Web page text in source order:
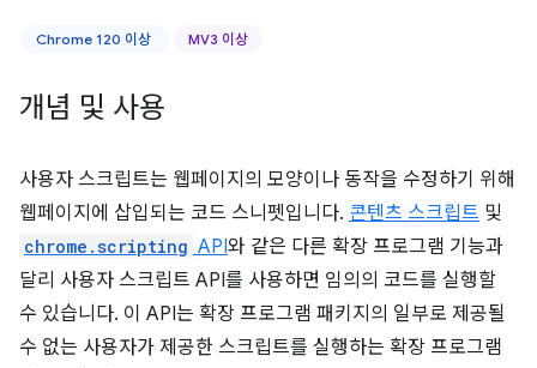
Chrome 120 이상 MV3 이상
개념 및 사용
사용자 스크립트는 웹페이지의 모양이나 동작을 수정하기 위해
웹페이지에 삽입되는 코드 스니펫입니다. 콘텐츠 스크립트 및
chrome.scripting API와 같은 다른 확장 프로그램 기능과
달리 사용자 스크립트 API를 사용하면 임의의 코드를 실행할
수 있습니다. 이 API는 확장 프로그램 패키지의 일부로 제공될
수 없는 사용자가 제공한 스크립트를 실행하는 확장 프로그램